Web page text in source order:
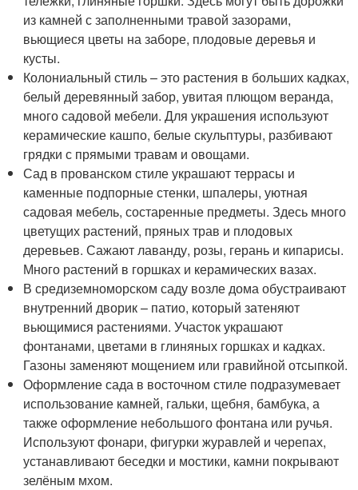
из камней с заполненными травой зазорами,
вьющиеся цветы на заборе, плодовые деревья и
кусты.
Колониальный стиль – это растения в больших кадках,
белый деревянный забор, увитая плющом веранда,
много садовой мебели. Для украшения используют
керамические кашпо, белые скульптуры, разбивают
грядки с прямыми травам и овощами.
Сад в прованском стиле украшают террасы и
каменные подпорные стенки, шпалеры, уютная
садовая мебель, состаренные предметы. Здесь много
цветущих растений, пряных трав и плодовых
деревьев. Сажают лаванду, розы, герань и кипарисы.
Много растений в горшках и керамических вазах.
В средиземноморском саду возле дома обустраивают
внутренний дворик – патио, который затеняют
вьющимися растениями. Участок украшают
фонтанами, цветами в глиняных горшках и кадках.
Газоны заменяют мощением или гравийной отсыпкой.
Оформление сада в восточном стиле подразумевает
использование камней, гальки, щебня, бамбука, а
также оформление небольшого фонтана или ручья.
Используют фонари, фигурки журавлей и черепах,
устанавливают беседки и мостики, камни покрывают
зелёным мхом.